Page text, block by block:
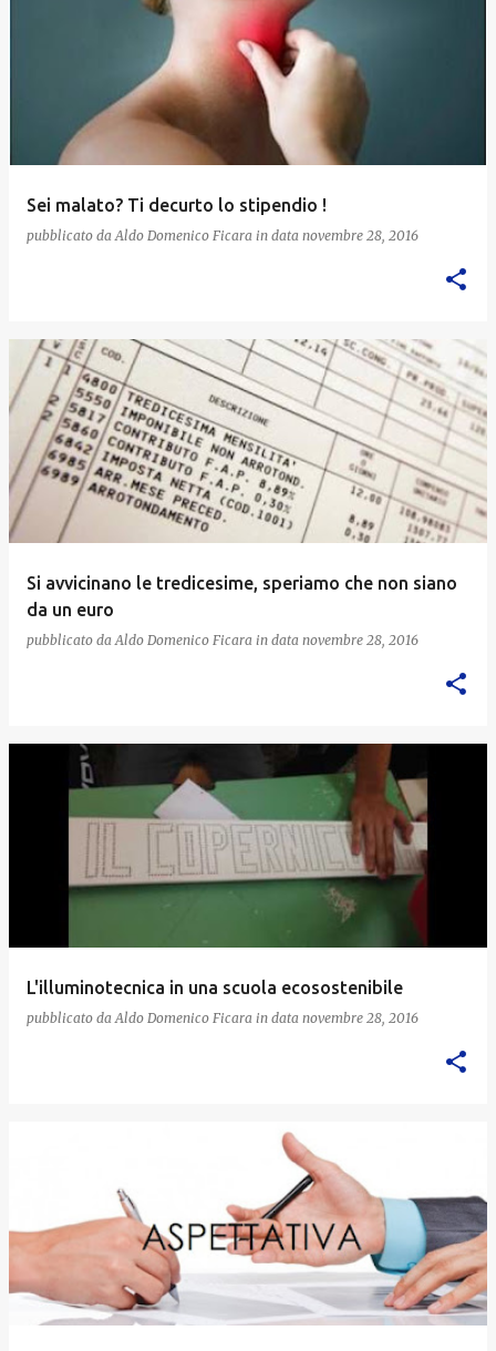
Sei malato? Ti decurto lo stipendio !
pubblicato da Aldo Domenico Ficara in data novembre 28, 2016
Si avvicinano le tredicesime, speriamo che non siano
da un euro
pubblicato da Aldo Domenico Ficara in data novembre 28, 2016
L'illuminotecnica in una scuola ecosostenibile
pubblicato da Aldo Domenico Ficara in data novembre 28, 2016